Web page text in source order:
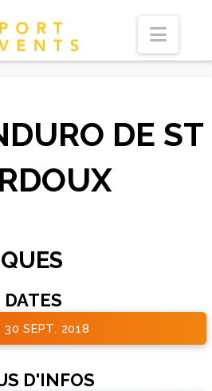
DE ST
DATES
30 SEPT. 2018
D'INFOS